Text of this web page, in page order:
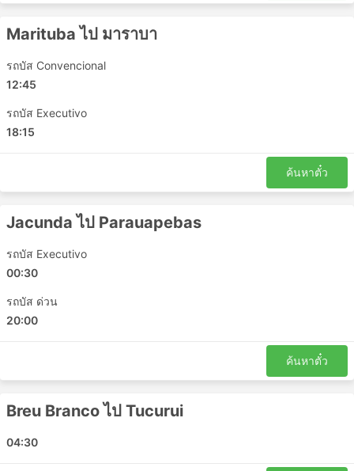
คอนเซเชาโดอะรากวายา - ปารา
Breu Branco - Moju
Parauapebas - Ananindeua
Ananindeua - Breu Branco
เบเลง - ปารา
Ulianopolis - มาราบา
Moju - Ananindeua
Goianesia do Para - Novo Repartimento
Boa Vista do Gurupi - เซาหลุยส์
คอนเซเชาโดอะรากวายา - Tucurui
Carutapera - เซาหลุยส์
Marituba ไป มาราบา
รถบัส Convencional
12:45
รถบัส Executivo
18:15
ค้นหาตั๋ว
Jacunda ไป Parauapebas
รถบัส Executivo
00:30
รถบัส ด่วน
20:00
ค้นหาตั๋ว
Breu Branco ไป Tucurui
04:30